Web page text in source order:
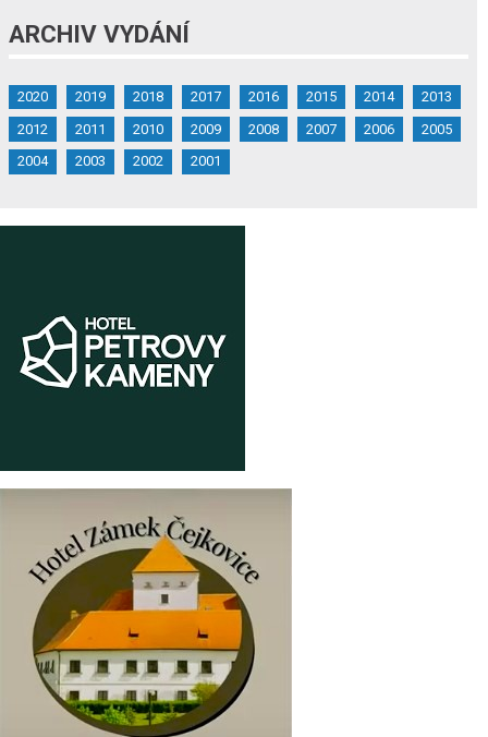
ARCHIV VYDÁNÍ
2020 2019 2018 2017 2016 2015 2014
2013
2012
2011 2010 2009 2008 2007 2006
2005
2004
2003 2002 2001